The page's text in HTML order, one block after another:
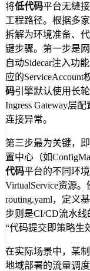
将低代码平台无缝
工程路径。根据多
拆解为环境准备、
键步骤。第一步是
自动Sidecar注入功
应的
码引擎默认使用长
Ingress Gateway层
连接异常。
第三步最为关键，
置中心（如
代码平台的不同环
VirtualService资源
routing.yaml，定义
步则是CI/CD流水
“代码提交即策略生
在实际场景中，某
地域部署的流量调